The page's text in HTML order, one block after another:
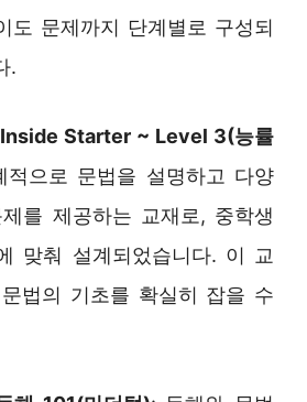
도 문제까지 단계별로 구성되
.
Starter ~ Level 3(능률
적으로 문법을 설명하고 다양
를 제공하는 교재로, 중학생
맞춰 설계되었습니다. 이 교
법의 기초를 확실히 잡을 수